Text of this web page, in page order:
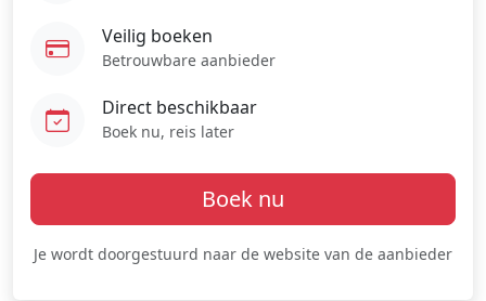
Veilig boeken
Betrouwbare aanbieder
Direct beschikbaar
Boek nu, reis later
Boek nu
Je wordt doorgestuurd naar de website van de aanbieder